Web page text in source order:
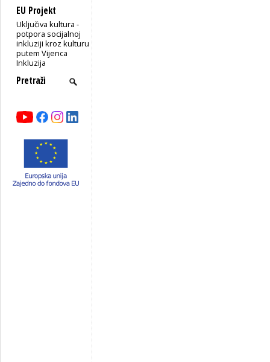
EU Projekt
Uključiva kultura -
potpora socijalnoj
inkluziji kroz kulturu
putem Vijenca
Inkluzija